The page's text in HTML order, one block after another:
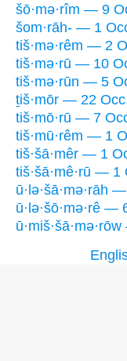
šō·mə·rîm — 9
šom·rāh- — 1
tiš·mə·rêm — 2
tiš·mə·rū — 10
tiš·mə·rūn — 5
ṯiš·mōr — 22
tiš·mō·rū — 7
tiš·mū·rêm — 1
tiš·šā·mêr — 1
tiš·šā·mê·rū — 1
ū·lə·šā·mə·rāh
ū·lə·šō·mə·rê —